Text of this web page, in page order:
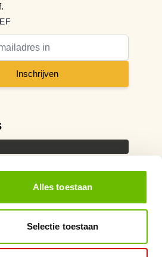
Alles toestaan
Selectie toestaan
Inschrijven